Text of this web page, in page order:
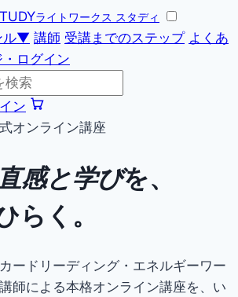
ライトワークス スタディ
ル▼ 講師 受講までのステップ よくあ
ログイン
ン
オンライン講座
直感と学びを、
らく。
ードリーディング・エネルギーワー
師による本格オンライン講座を、い